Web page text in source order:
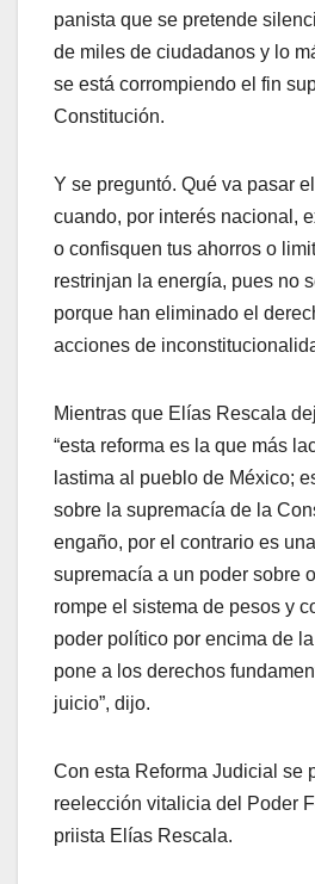
panista que se pretende
de miles de ciudadanos y lo
se está corrompiendo el fin
Constitución.
Y se preguntó. Qué va pasar
cuando, por interés nacional,
o confisquen tus ahorros o
restrinjan la energía, pues no
porque han eliminado el
acciones de
Mientras que Elías Rescala
“esta reforma es la que más
lastima al pueblo de México;
sobre la supremacía de la
engaño, por el contrario es
supremacía a un poder sobre
rompe el sistema de pesos y
poder político por encima de
pone a los derechos
juicio”, dijo.
Con esta Reforma Judicial se
reelección vitalicia del Poder
priista Elías Rescala.